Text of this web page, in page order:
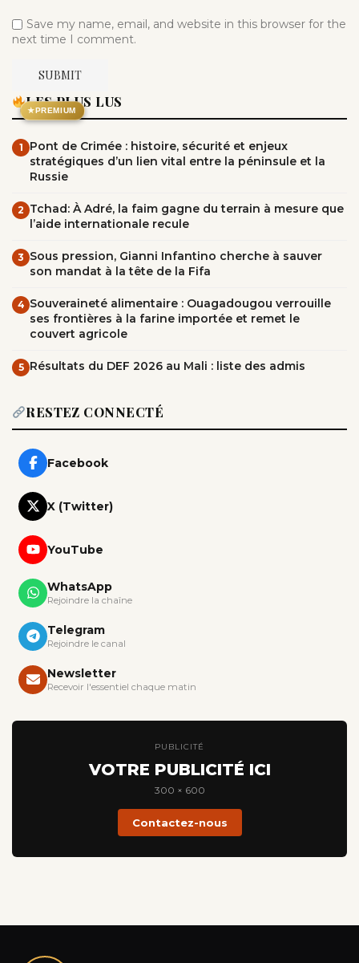
Save my name, email, and website in this browser for the
next time I comment.
★PREMIUM
LES PLUS LUS
1
Pont de Crimée : histoire, sécurité et enjeux
stratégiques d’un lien vital entre la péninsule et la
Russie
2 Tchad: À Adré, la faim gagne du terrain à mesure que
l’aide internationale recule
3 Sous pression, Gianni Infantino cherche à sauver
son mandat à la tête de la Fifa
4 Souveraineté alimentaire : Ouagadougou verrouille
ses frontières à la farine importée et remet le
couvert agricole
5 Résultats du DEF 2026 au Mali : liste des admis
RESTEZ CONNECTÉ
Facebook
X (Twitter)
YouTube
WhatsApp
Rejoindre la chaîne
Telegram
Rejoindre le canal
Newsletter
Recevoir l'essentiel chaque matin
PUBLICITÉ
VOTRE PUBLICITÉ ICI
300 × 600
Contactez-nous